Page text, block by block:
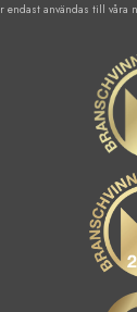
användas till våra